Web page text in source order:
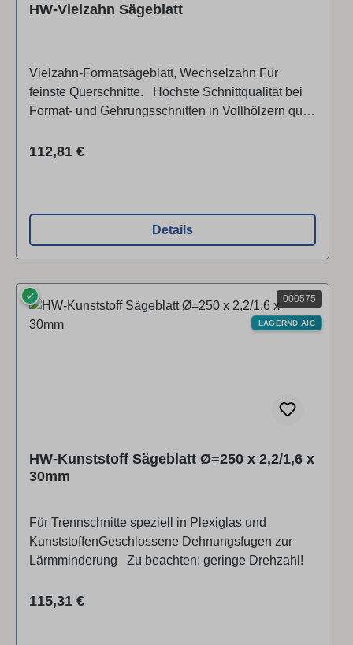
HW-Vielzahn Sägeblatt
Vielzahn-Formatsägeblatt, Wechselzahn Für
feinste Querschnitte. Höchste Schnittqualität bei
Format- und Gehrungsschnitten in Vollhölzern quer
und Furnieren im Bündel. Weiterer Einsatz
fache Standzeit durch Hartmetall-Schneiden.
Regulärer Preis:
112,81 €
Details
000575
✓
LAGERND AIC
HW-Kunststoff Sägeblatt Ø=250 x 2,2/1,6 x
30mm
Für Trennschnitte speziell in Plexiglas und
KunststoffenGeschlossene Dehnungsfugen zur
Lärmminderung Zu beachten: geringe Drehzahl!
Regulärer Preis:
115,31 €